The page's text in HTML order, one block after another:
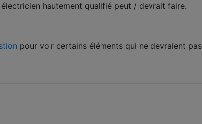
hautement qualifié peut / devrait faire.
pour voir certains éléments qui ne devraient pas